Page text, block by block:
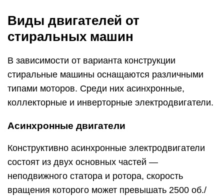
Виды двигателей от
стиральных машин
В зависимости от варианта конструкции
стиральные машины оснащаются различными
типами моторов. Среди них асинхронные,
коллекторные и инверторные электродвигатели.
Асинхронные двигатели
Конструктивно асинхронные электродвигатели
состоят из двух основных частей —
неподвижного статора и ротора, скорость
вращения которого может превышать 2500 об./